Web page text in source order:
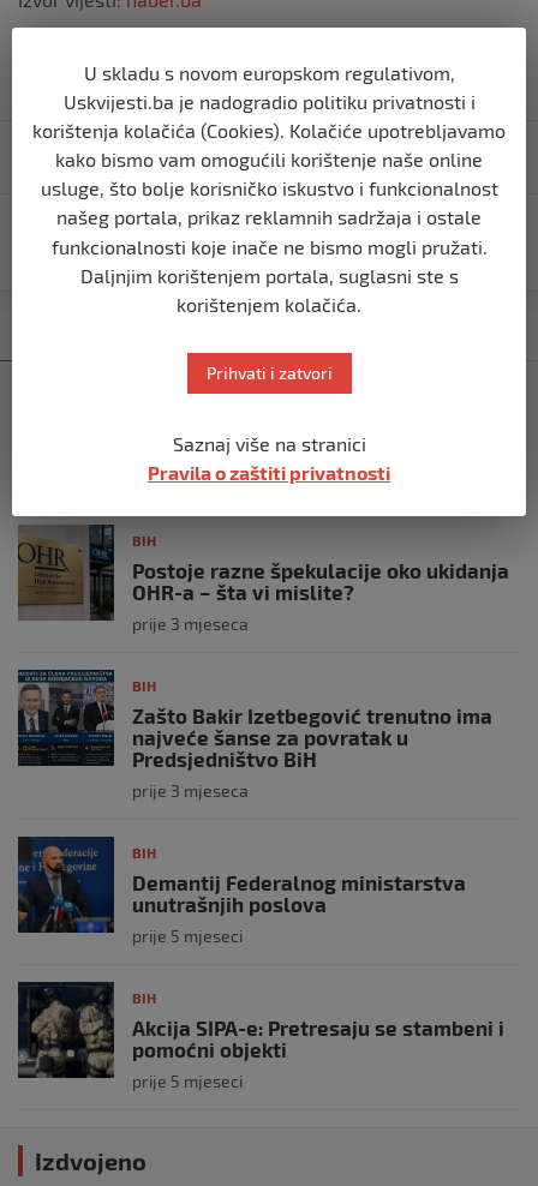
Navigacija
objava
Još jedna država želi napustiti Evropsku uniju
Šef Hezbolaha najavio osvetu: Obračun će se dogoditi,
u vrlo osjetljivoj smo fazi bitke
manipulacija ne
prije 2 mjeseca
BIH
Postoje razne špekulacije oko ukidanja
OHR-a – šta vi mislite?
prije 3 mjeseca
BIH
Zašto Bakir Izetbegović trenutno ima
najveće šanse za povratak u
Predsjedništvo BiH
prije 3 mjeseca
BIH
Demantij Federalnog ministarstva
unutrašnjih poslova
prije 5 mjeseci
BIH
Akcija SIPA-e: Pretresaju se stambeni i
pomoćni objekti
prije 5 mjeseci
Izdvojeno
U skladu s novom europskom regulativom,
Uskvijesti.ba je nadogradio politiku privatnosti i
korištenja kolačića (Cookies). Kolačiće upotrebljavamo
kako bismo vam omogućili korištenje naše online
usluge, što bolje korisničko iskustvo i funkcionalnost
našeg portala, prikaz reklamnih sadržaja i ostale
funkcionalnosti koje inače ne bismo mogli pružati.
Daljnjim korištenjem portala, suglasni ste s
korištenjem kolačića.
Prihvati i zatvori
Saznaj više na stranici
Pravila o zaštiti privatnosti